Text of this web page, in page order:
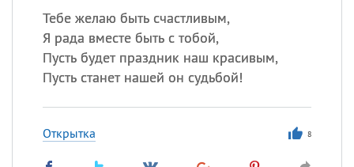
Тебе желаю быть счастливым,
Я рада вместе быть с тобой,
Пусть будет праздник наш красивым,
Пусть станет нашей он судьбой!
Открытка 8